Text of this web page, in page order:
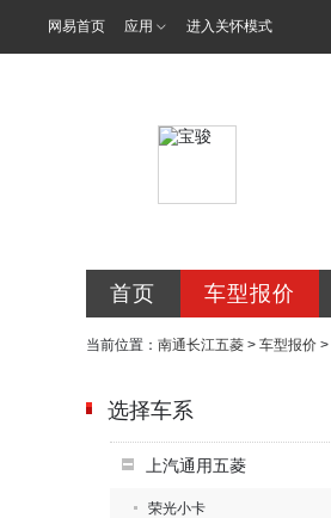
网易首页 应用 进入关怀模式
首页 车型报价
当前位置： 南通长江五菱 > 车型报价 >
选择车系
上汽通用五菱
荣光小卡